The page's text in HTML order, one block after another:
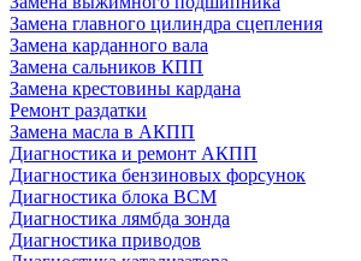
Замена главного цилиндра сцепления
Замена карданного вала
Замена сальников КПП
Замена крестовины кардана
Ремонт раздатки
Замена масла в АКПП
Диагностика и ремонт АКПП
Диагностика бензиновых форсунок
Диагностика блока BCM
Диагностика лямбда зонда
Диагностика приводов